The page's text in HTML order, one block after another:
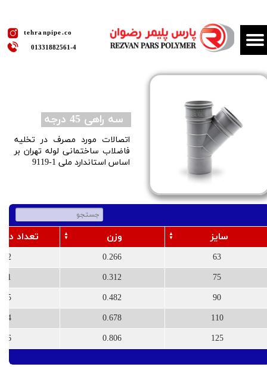
​tehranpipe.co
01331882561​​​​​​​-4
سه راهی 45 درجه
اتصالات مورد مصرف در تخلیه
فاضلاب ساختمانی لوله تهران بر
اساس استاندارد ملی 1-9119
سایز وزن تعداد در
63
0.266
72
75
0.312
51
90
0.482
45
110
0.678
24
125
0.806
16